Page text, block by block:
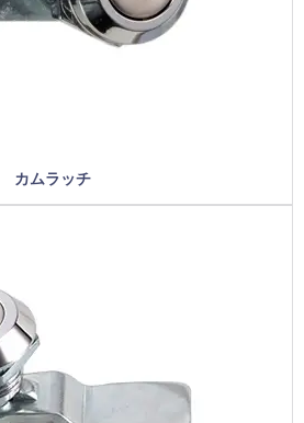
カムラッチ